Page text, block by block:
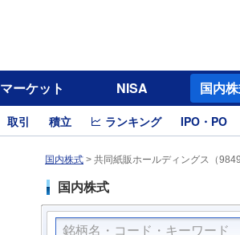
マーケット NISA 国内
取引 積立 ランキング IPO・PO
国内株式 > 共同紙販ホールディングス（
国内株式